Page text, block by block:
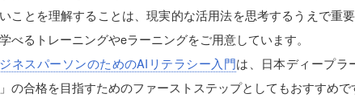
ことを理解することは、現実的な活用法を思考するうえで重
べるトレーニングやeラーニングをご用意しています。
ネスパーソンのためのAIリテラシー入門は、日本ディープラ
の合格を目指すためのファーストステップとしてもおすすめで